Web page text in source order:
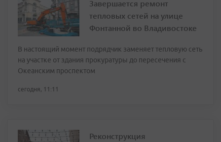
Завершается ремонт
тепловых сетей на улице
Фонтанной во Владивостоке
В настоящий момент подрядчик заменяет тепловую сеть
на участке от здания прокуратуры до пересечения с
Океанским проспектом
сегодня, 11:11
Реконструкция